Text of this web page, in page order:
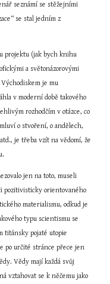
seznámí se stěžejními
se stal jedním z
projektu (jak bych knihu
a světonázorovými
je mu
v moderní době takového
rozhodčím v otázce, co
o stvoření, o andělech,
je třeba vzít na vědomí, že
jen na toto, museli
pozitivisticky orientovaného
materialismu, odkud je
typu scientismu se
titánsky pojaté utopie
po určité stránce přece jen
Vědy mají každá svůj
vztahovat se k něčemu jako